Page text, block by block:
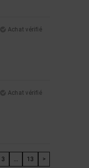
Achat vérifié
Achat vérifié
3 ... 13 >